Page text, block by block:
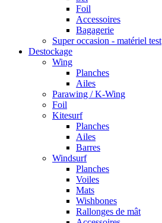
Foil
Accessoires
Bagagerie
Super occasion - matériel test
Destockage
Wing
Planches
Ailes
Parawing / K-Wing
Foil
Kitesurf
Planches
Ailes
Barres
Windsurf
Planches
Voiles
Mats
Wishbones
Rallonges de mât